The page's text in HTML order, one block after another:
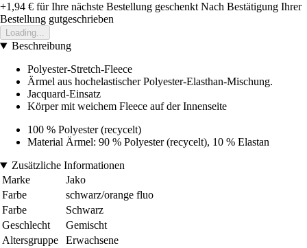
+1,94 € für Ihre nächste Bestellung geschenkt Nach Bestätigung Ihrer
Bestellung gutgeschrieben
Loading...
Beschreibung
Polyester-Stretch-Fleece
Ärmel aus hochelastischer Polyester-Elasthan-Mischung.
Jacquard-Einsatz
Körper mit weichem Fleece auf der Innenseite
100 % Polyester (recycelt)
Material Ärmel: 90 % Polyester (recycelt), 10 % Elastan
Zusätzliche Informationen
Marke
Jako
Farbe
schwarz/orange fluo
Farbe
Schwarz
Geschlecht
Gemischt
Altersgruppe
Erwachsene